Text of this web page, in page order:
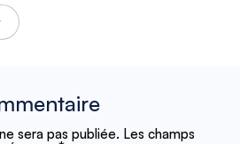
sera pas publiée. Les champs